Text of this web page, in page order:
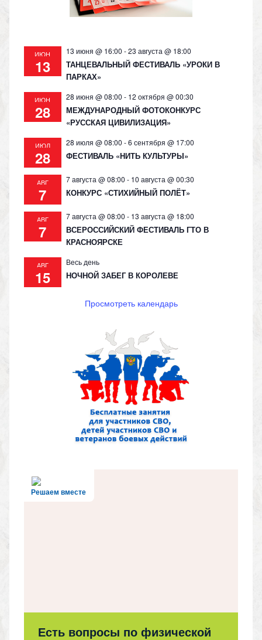
ki
ИЮН
13
13 июня @ 16:00 -23 августа @ 18:00
ТАНЦЕВАЛЬНЫЙ ФЕСТИВАЛЬ «УРОКИ В
ПАРКАХ»
ИЮН
28
28 июня @ 08:00 - 12 октября @ 00:30
МЕЖДУНАРОДНЫЙ ФОТОКОНКУРС
«РУССКАЯ ЦИВИЛИЗАЦИЯ»
ИЮЛ
28
28 июля @ 08:00 -6 сентября @ 17:00
ФЕСТИВАЛЬ «НИТЬ КУЛЬТУРЫ»
АВГ
7
7 августа @ 08:00 - 10 августа @ 00:30
КОНКУРС «СТИХИЙНЫЙ ПОЛЁТ»
АВГ
7
7 августа @ 08:00 - 13 августа @ 18:00
ВСЕРОССИЙСКИЙ ФЕСТИВАЛЬ ГТО В
КРАСНОЯРСКЕ
АВГ
15
Весь день
НОЧНОЙ ЗАБЕГ В КОРОЛЕВЕ
Просмотреть календарь
Решаем вместе
Есть вопросы по физической